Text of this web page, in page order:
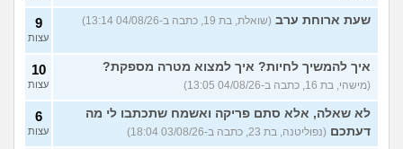
שעת ארוחת ערב (שואלת, בת 19, כתבה ב-04/08/26 13:14) 9
עצות
איך להמשיך לחיות? איך למצוא מטרה מספקת?
(מישהי, בת 16, כתבה ב-04/08/26 13:05)
10
עצות
לא שאלה, אלא סתם פריקה ואשמח שתכתבו לי מה
דעתכם (נפוליטנה, בת 23, כתבה ב-03/08/26 18:04)
6
עצות